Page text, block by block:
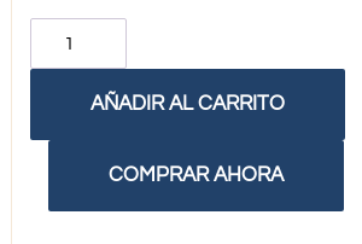
AÑADIR AL CARRITO
COMPRAR AHORA